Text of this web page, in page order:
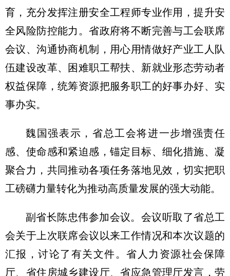
育，充分发挥注册安全工程师专业作用，提升安
全风险防控能力。省政府将不断完善与工会联席
会议、沟通协商机制，用心用情做好产业工人队
伍建设改革、困难职工帮扶、新就业形态劳动者
权益保障，统筹资源把服务职工的好事办好、实
事办实。
魏国强表示，省总工会将进一步增强责任
感、使命感和紧迫感，锚定目标、细化措施、凝
聚合力，共同推动各项任务落地见效，切实把职
工磅礴力量转化为推动高质量发展的强大动能。
副省长陈忠伟参加会议。会议听取了省总工
会关于上次联席会议以来工作情况和本次议题的
汇报，讨论了有关文件。省人力资源社会保障
厅、省住房城乡建设厅、省应急管理厅发言，劳